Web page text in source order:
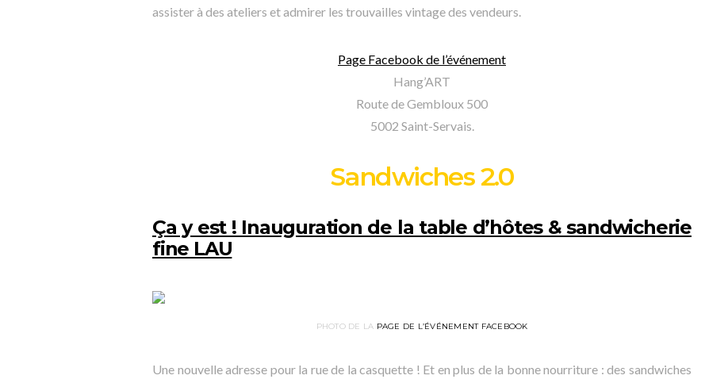
assister à des ateliers et admirer les trouvailles vintage des vendeurs.
Page Facebook de l’événement
Hang’ART
Route de Gembloux 500
5002 Saint-Servais.
Sandwiches 2.0
Ça y est ! Inauguration de la table d’hôtes & sandwicherie
fine LAU
PHOTO DE LA PAGE DE L’ÉVÉNEMENT FACEBOOK
Une nouvelle adresse pour la rue de la casquette ! Et en plus de la bonne nourriture : des sandwiches